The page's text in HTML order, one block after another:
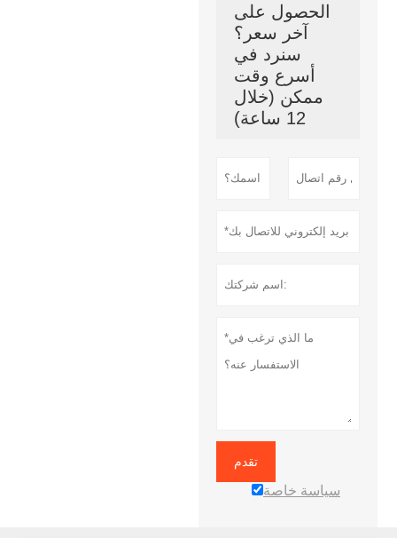
الحصول على
آخر سعر؟
سنرد في
أسرع وقت
ممكن (خلال
12 ساعة)
تقدم
سياسة خاصة